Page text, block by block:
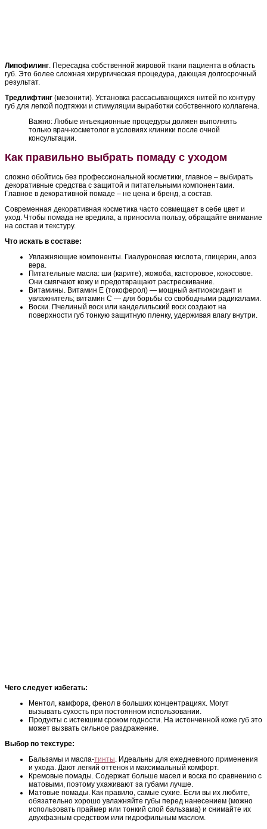
Липофилинг. Пересадка собственной жировой ткани пациента в область
губ. Это более сложная хирургическая процедура, дающая долгосрочный
результат.
Тредлифтинг (мезонити). Установка рассасывающихся нитей по контуру
губ для легкой подтяжки и стимуляции выработки собственного коллагена.
Важно: Любые инъекционные процедуры должен выполнять
только врач-косметолог в условиях клиники после очной
консультации.
Как правильно выбрать помаду с уходом
сложно обойтись без профессиональной косметики, главное – выбирать
декоративные средства с защитой и питательными компонентами.
Главное в декоративной помаде – не цена и бренд, а состав.
Современная декоративная косметика часто совмещает в себе цвет и
уход. Чтобы помада не вредила, а приносила пользу, обращайте внимание
на состав и текстуру.
Что искать в составе:
Увлажняющие компоненты. Гиалуроновая кислота, глицерин, алоэ
вера.
Питательные масла: ши (карите), жожоба, касторовое, кокосовое.
Они смягчают кожу и предотвращают растрескивание.
Витамины. Витамин Е (токоферол) — мощный антиоксидант и
увлажнитель; витамин С — для борьбы со свободными радикалами.
Воски. Пчелиный воск или канделильский воск создают на
поверхности губ тонкую защитную пленку, удерживая влагу внутри.
Чего следует избегать:
Ментол, камфора, фенол в больших концентрациях. Могут
вызывать сухость при постоянном использовании.
Продукты с истекшим сроком годности. На истонченной коже губ это
может вызвать сильное раздражение.
Выбор по текстуре:
Бальзамы и масла-тинты . Идеальны для ежедневного применения
и ухода. Дают легкий оттенок и максимальный комфорт.
Кремовые помады. Содержат больше масел и воска по сравнению с
матовыми, поэтому ухаживают за губами лучше.
Матовые помады. Как правило, самые сухие. Если вы их любите,
обязательно хорошо увлажняйте губы перед нанесением (можно
использовать праймер или тонкий слой бальзама) и снимайте их
двухфазным средством или гидрофильным маслом.